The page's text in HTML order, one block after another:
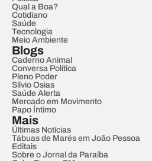
Qual a Boa?
Cotidiano
Saúde
Tecnologia
Meio Ambiente
Blogs
Caderno Animal
Conversa Política
Pleno Poder
Sílvio Osias
Saúde Alerta
Mercado em Movimento
Papo Íntimo
Mais
Últimas Notícias
Tábuas de Marés em João Pessoa
Editais
Sobre o Jornal da Paraíba